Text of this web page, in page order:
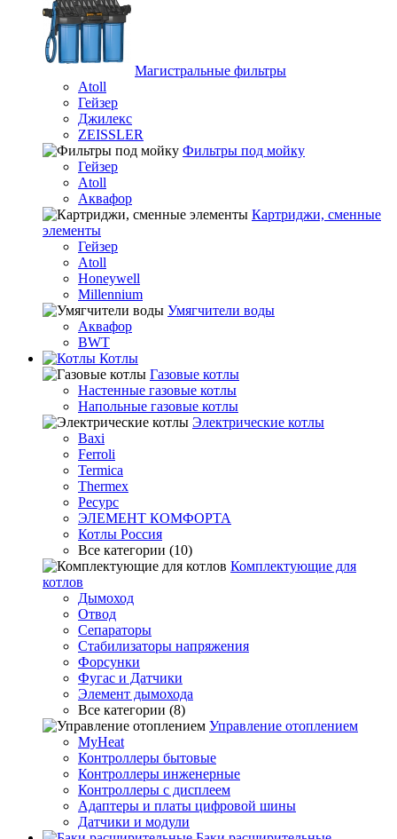
Магистральные фильтры
Atoll
Гейзер
Джилекс
ZEISSLER
Фильтры под мойку
Гейзер
Atoll
Аквафор
Картриджи, сменные
элементы
Гейзер
Atoll
Honeywell
Millennium
Умягчители воды
Аквафор
BWT
Котлы
Гaзовые котлы
Настенные газовые котлы
Напольные газовые котлы
Электрические котлы
Baxi
Ferroli
Termica
Thermex
Ресурс
ЭЛЕМЕНТ КОМФОРТА
Котлы Россия
Все категории (10)
Комплектующие для
котлов
Дымоход
Отвод
Сепараторы
Стабилизаторы напряжения
Форсунки
Фугас и Датчики
Элемент дымохода
Все категории (8)
Управление отоплением
MyHeat
Контроллеры бытовые
Контроллеры инженерные
Контроллеры с дисплеем
Адаптеры и платы цифровой шины
Датчики и модули